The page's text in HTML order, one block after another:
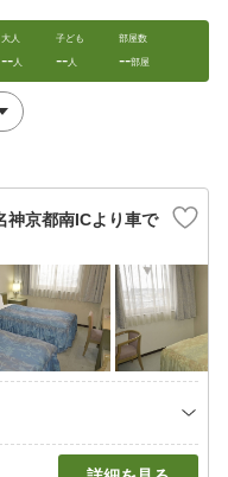
大人
--人
子ども
--人
部屋数
--部屋
神京都南ICより車で